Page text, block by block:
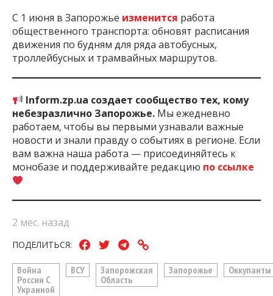
С 1 июня в Запорожье изменится работа
общественного транспорта: обновят расписания
движения по будням для ряда автобусных,
троллейбусных и трамвайных маршрутов.
Inform.zp.ua создает сообщество тех, кому
небезразлично Запорожье. Мы ежедневно
работаем, чтобы вы первыми узнавали важные
новости и знали правду о событиях в регионе. Если
вам важна наша работа — присоединяйтесь к
монобазе и поддерживайте редакцию по ссылке
2 мес. назад
ПОДЕЛИТЬСЯ:
Война
России С
Украиной
ВСУ
Запорожская
Область
Запорожье Оккупанты